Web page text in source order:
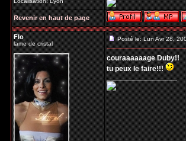
Revenir en haut de page
Flo
lame de cristal
Posté le: Lun Avr 28,
couraaaaaage Duby!!
tu peux le faire!!!
_________________